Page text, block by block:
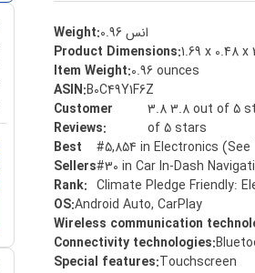
Weight:0.96 انس
Product Dimensions:1.69 x 0.48
Item Weight:0.96 ounces
ASIN:B0C49Y1F6Z
Customer
Reviews:
3.8 3.8 out of 5
of 5 stars
Best
Sellers
Rank:
#5,854 in Electronics (See
#30 in Car In-Dash
Climate Pledge Friendly:
OS:Android Auto, CarPlay
Wireless communication
Connectivity technologies:
Special features:Touchscreen